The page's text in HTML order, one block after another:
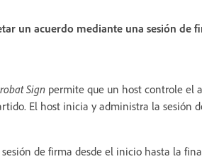
un acuerdo mediante una sesión de
Sign permite que un host controle el
El host inicia y administra la sesión
de firma desde el inicio hasta la